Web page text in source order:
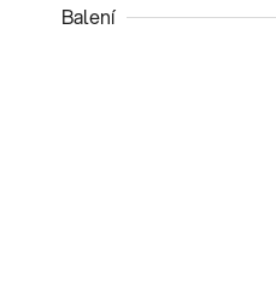
Balení